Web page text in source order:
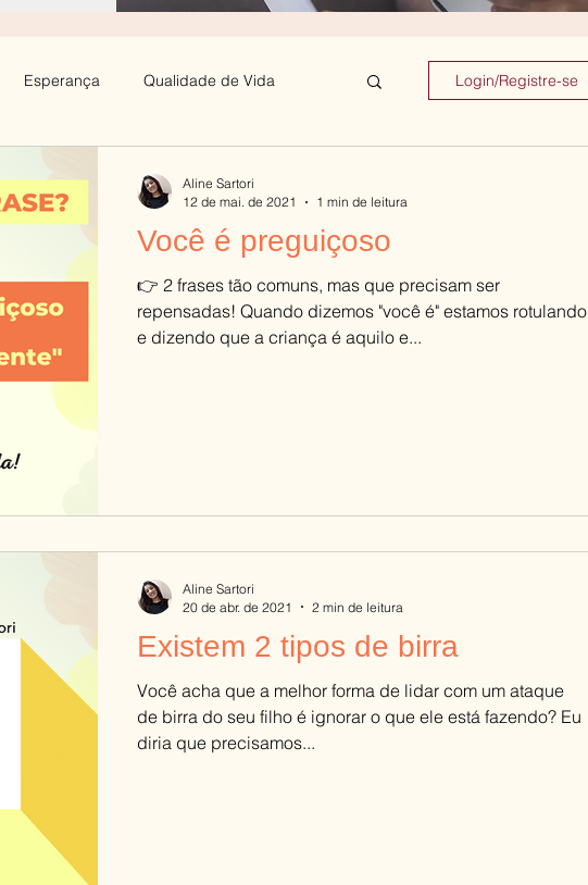
Esperança Qualidade de Vida
Aprendizagem Infância
e Saúde Mental Autocuidado
Login/Registre-se
Você é preguiçoso
👉 2 frases tão comuns, mas que precisam ser
repensadas! Quando dizemos "você é" estamos rotulando
e dizendo que a criança é aquilo e...
Aline Sartori
12 de mai. de 2021
1 min de leitura
Existem 2 tipos de birra
Você acha que a melhor forma de lidar com um ataque
de birra do seu filho é ignorar o que ele está fazendo? Eu
diria que precisamos...
Aline Sartori
20 de abr. de 2021
2 min de leitura